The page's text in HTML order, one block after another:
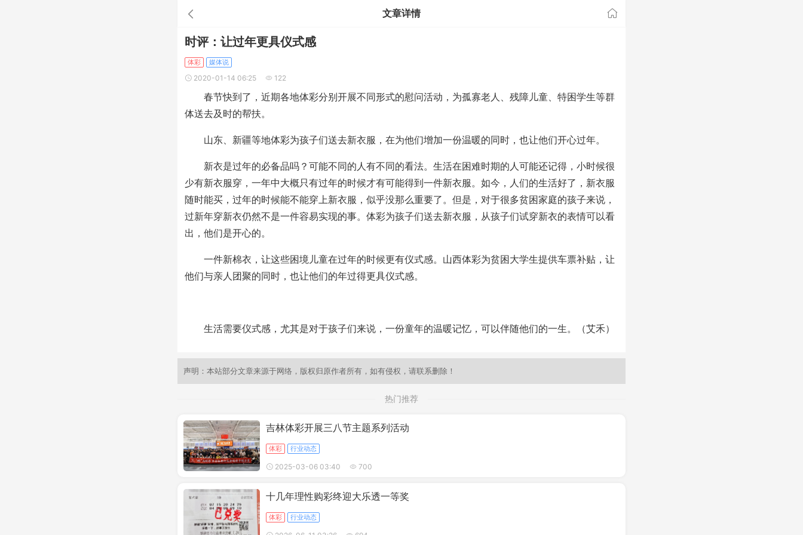
文章详情
时评：让过年更具仪式感
体彩 媒体说
2020-01-14 06:25 122
春节快到了，近期各地体彩分别开展不同形式的慰问活动，为孤寡老人、残障儿童、特困学生等群
体送去及时的帮扶。
山东、新疆等地体彩为孩子们送去新衣服，在为他们增加一份温暖的同时，也让他们开心过年。
新衣是过年的必备品吗？可能不同的人有不同的看法。生活在困难时期的人可能还记得，小时候很
少有新衣服穿，一年中大概只有过年的时候才有可能得到一件新衣服。如今，人们的生活好了，新衣服
随时能买，过年的时候能不能穿上新衣服，似乎没那么重要了。但是，对于很多贫困家庭的孩子来说，
过新年穿新衣仍然不是一件容易实现的事。体彩为孩子们送去新衣服，从孩子们试穿新衣的表情可以看
出，他们是开心的。
一件新棉衣，让这些困境儿童在过年的时候更有仪式感。山西体彩为贫困大学生提供车票补贴，让
他们与亲人团聚的同时，也让他们的年过得更具仪式感。
生活需要仪式感，尤其是对于孩子们来说，一份童年的温暖记忆，可以伴随他们的一生。（艾禾）
声明：本站部分文章来源于网络，版权归原作者所有，如有侵权，请联系删除！
热门推荐
吉林体彩开展三八节主题系列活动
体彩 行业动态
2025-03-06 03:40 700
十几年理性购彩终迎大乐透一等奖
体彩 行业动态